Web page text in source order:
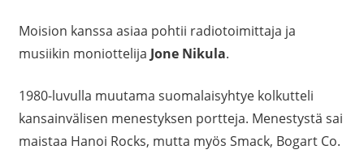
Moision kanssa asiaa pohtii radiotoimittaja ja
musiikin moniottelija Jone Nikula.
1980-luvulla muutama suomalaisyhtye kolkutteli
kansainvälisen menestyksen portteja. Menestystä sai
maistaa Hanoi Rocks, mutta myös Smack, Bogart Co.